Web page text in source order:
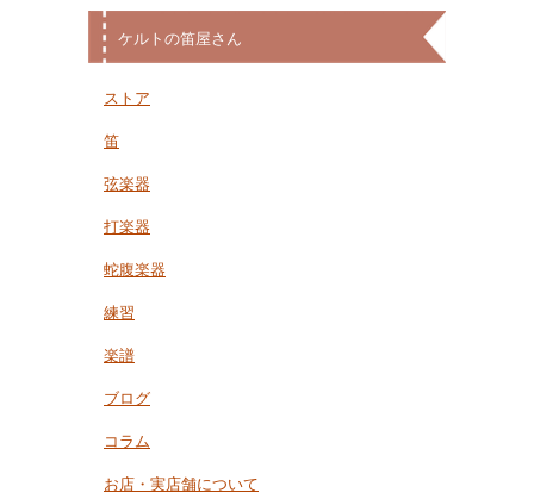
ケルトの笛屋さん
ストア
笛
弦楽器
打楽器
蛇腹楽器
練習
楽譜
ブログ
コラム
お店・実店舗について